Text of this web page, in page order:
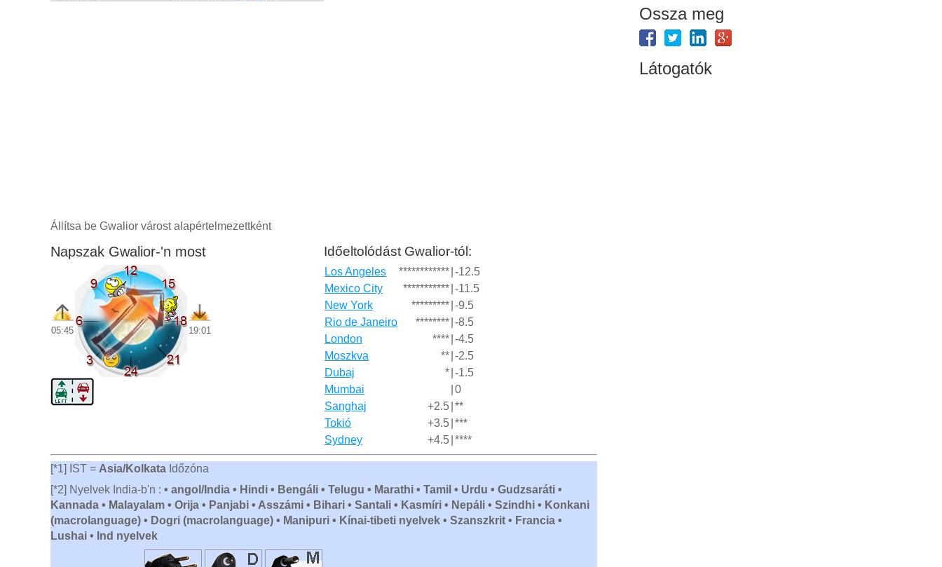
Állítsa be Gwalior várost alapértelmezettként
Napszak Gwalior-'n most
05:45 19:01
Időeltolódást Gwalior-tól:
Los Angeles ************ -12.5
Mexico City
*********** -11.5
New York
********* -9.5
Rio de Janeiro
******** -8.5
London
**** -4.5
Moszkva
** -2.5
Dubaj
* -1.5
Mumbai
0
Sanghaj
+2.5 **
Tokió
+3.5 ***
Sydney
+4.5 ****
[*1] IST = Asia/Kolkata Időzóna
[*2] Nyelvek India-b'n : • angol/India • Hindi • Bengáli • Telugu • Marathi • Tamil • Urdu • Gudzsaráti •
Kannada • Malayalam • Orija • Panjabi • Asszámi • Bihari • Santali • Kasmíri • Nepáli • Szindhi • Konkani
(macrolanguage) • Dogri (macrolanguage) • Manipuri • Kínai-tibeti nyelvek • Szanszkrit • Francia •
Lushai • Ind nyelvek
Ossza meg
Látogatók